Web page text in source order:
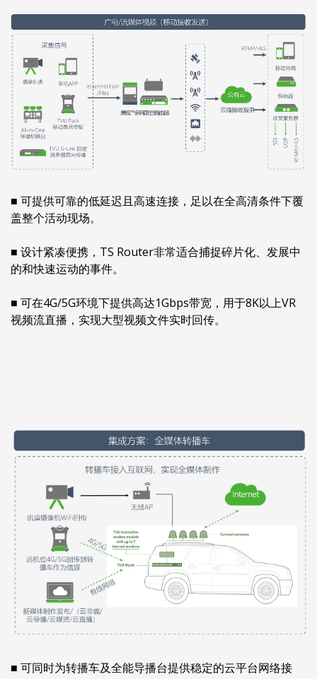
■ 可提供可靠的低延迟且高速连接，足以在全高清条件下覆
盖整个活动现场。
■ 设计紧凑便携，TS Router非常适合捕捉碎片化、发展中
的和快速运动的事件。
■ 可在4G/5G环境下提供高达1Gbps带宽，用于8K以上VR
视频流直播，实现大型视频文件实时回传。
■ 可同时为转播车及全能导播台提供稳定的云平台网络接